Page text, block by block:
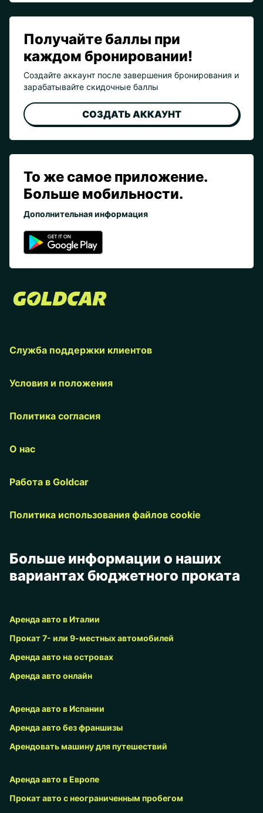
Получайте баллы при
каждом бронировании!
Создайте аккаунт после завершения бронирования и
зарабатывайте скидочные баллы
СОЗДАТЬ АККАУНТ
То же самое приложение.
Больше мобильности.
Дополнительная информация
Служба поддержки клиентов
Условия и положения
Политика согласия
О нас
Работа в Goldcar
Политика использования файлов cookie
Больше информации о наших
вариантах бюджетного проката
Аренда авто в Италии
Прокат 7- или 9-местных автомобилей
Аренда авто на островах
Аренда авто онлайн
Аренда авто в Испании
Аренда авто без франшизы
Арендовать машину для путешествий
Аренда авто в Европе
Прокат авто с неограниченным пробегом